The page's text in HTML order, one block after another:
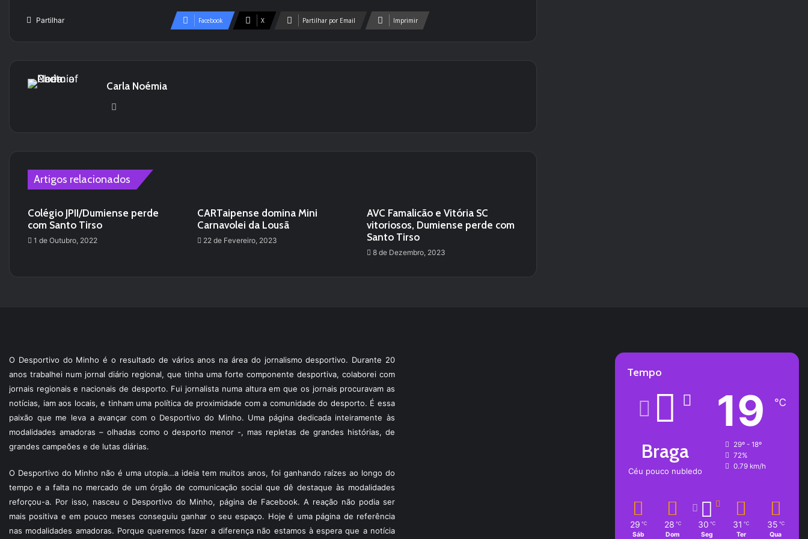
Partilhar Facebook X Partilhar por Email Imprimir
Carla Noémia
Artigos relacionados
Colégio JPII/Dumiense perde
com Santo Tirso
1 de Outubro, 2022
CARTaipense domina Mini
Carnavolei da Lousã
22 de Fevereiro, 2023
AVC Famalicão e Vitória SC
vitoriosos, Dumiense perde com
Santo Tirso
8 de Dezembro, 2023
O Desportivo do Minho é o resultado de vários anos na área do jornalismo desportivo. Durante 20
anos trabalhei num jornal diário regional, que tinha uma forte componente desportiva, colaborei com
jornais regionais e nacionais de desporto. Fui jornalista numa altura em que os jornais procuravam as
notícias, iam aos locais, e tinham uma política de proximidade com a comunidade do desporto. É essa
paixão que me leva a avançar com o Desportivo do Minho. Uma página dedicada inteiramente às
modalidades amadoras – olhadas como o desporto menor -, mas repletas de grandes histórias, de
grandes campeões e de lutas diárias.
O Desportivo do Minho não é uma utopia…a ideia tem muitos anos, foi ganhando raízes ao longo do
tempo e a falta no mercado de um órgão de comunicação social que dê destaque às modalidades
reforçou-a. Por isso, nasceu o Desportivo do Minho, página de Facebook. A reação não podia ser
mais positiva e em pouco meses conseguiu ganhar o seu espaço. Hoje é uma página de referência
nas modalidades amadoras. Porque queremos fazer a diferença não estamos à espera que a notícia
Tempo
Braga
Céu pouco nubledo
19 ℃
29º - 18º
72%
0.79 km/h
29 ℃
Sáb
28 ℃
Dom
30 ℃
Seg
31 ℃
Ter
35 ℃
Qua